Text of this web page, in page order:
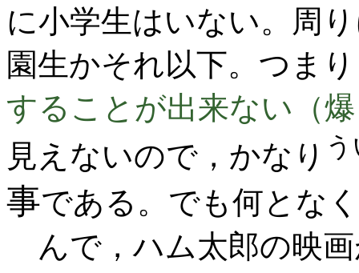
に小学生はいない。周
園生かそれ以下。つま
することが出来ない（
見えないので，かなり
事である。でも何とな
んで，ハム太郎の映